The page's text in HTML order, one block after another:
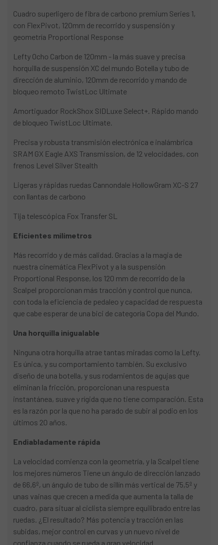
Cuadro superligero de fibra de carbono premium Series 1,
con FlexPivot, 120mm de recorrido y suspensión y
geometría Proportional Response
Lefty Ocho Carbon de 120mm - la más suave y precisa
horquilla de suspensión XC del mundo Botella y tubo de
dirección de aluminio, 120mm de recorrido y mando de
bloqueo remoto TwistLoc Ultimate
Amortiguador RockShox SIDLuxe Select+. Rápido mando
de bloqueo TwistLoc Ultimate.
Precisa y robusta transmisión electrónica e inalámbrica
SRAM GX Eagle AXS Transmission, de 12 velocidades, con
frenos Level Silver Stealth
Ligeras y rápidas ruedas Cannondale HollowGram XC-S 27
con llantas de carbono
Tija telescópica Fox Transfer SL
Eficientes milímetros
Más recorrido y de más calidad. Gracias a la magia de
nuestra cinemática FlexPivot y a la suspensión
Proportional Response, los 120 mm de recorrido de la
Scalpel proporcionan más tracción y control que nunca,
con toda la eficiencia de pedaleo y capacidad de respuesta
que cabe esperar de una bici de categoría Copa del Mundo.
Una horquilla inigualable
Ninguna otra horquilla atrae tantas miradas como la Lefty.
Es única, y su comportamiento también. Su exclusivo
diseño de una botella, y sus rodamientos de agujas que
eliminan la fricción, proporcionan una respuesta
instantánea, suave y rígida que no tiene comparación. Esta
es la razón por la que no ha parado de subir al podio en los
últimos 20 años.
Endiabladamente rápida
La velocidad comienza con la geometría, y la Scalpel tiene
los mejores números Tiene un ángulo de dirección lanzado
de 66,6º, un ángulo de tubo de sillín más vertical de 75,5º y
unas vainas que crecen a medida que aumenta la talla de
cuadro, para situar al ciclista siempre equilibrado entre las
ruedas. ¿El resultado? Más potencia y tracción en las
subidas, mejor control en curvas y un nuevo nivel de
confianza cuando se rueda a gran velocidad.